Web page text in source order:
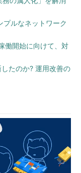
プルなネットワーク
働開始に向けて、対
たのか? 運用改善の